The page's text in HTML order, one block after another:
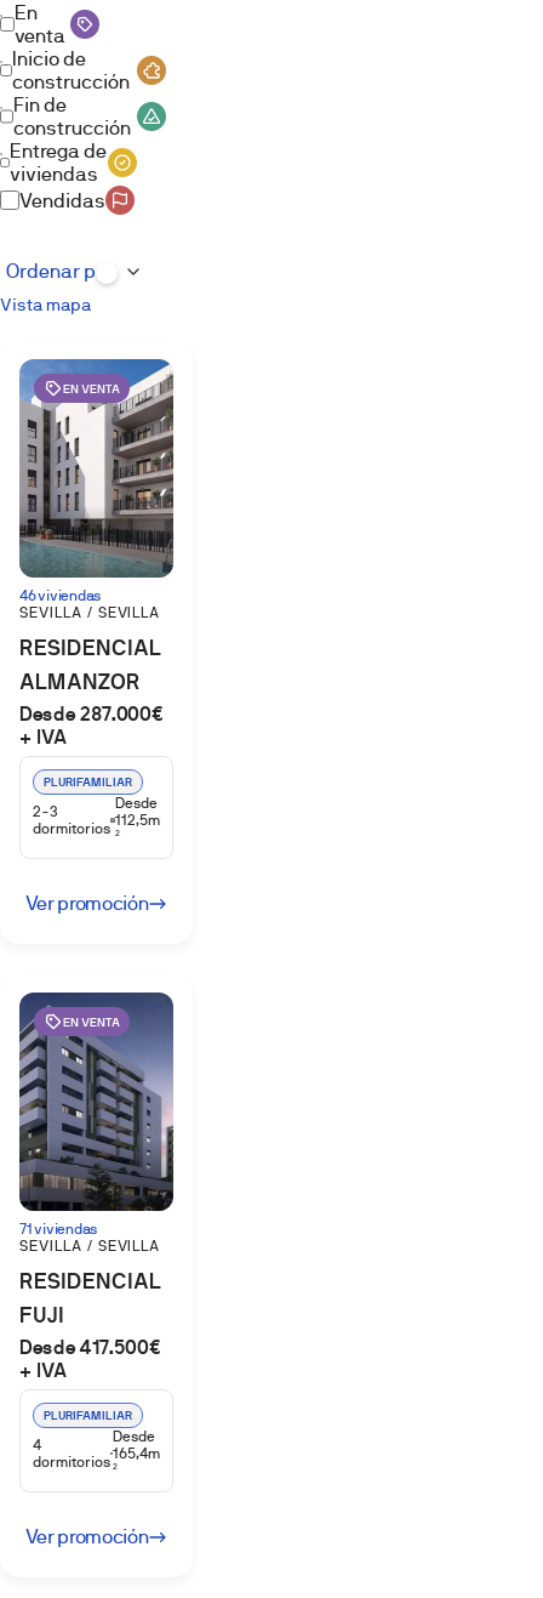
En
venta
Inicio de
construcción
Fin de
construcción
Entrega de
viviendas
Vendidas
Vista mapa
EN VENTA
46 viviendas
SEVILLA / SEVILLA
RESIDENCIAL
ALMANZOR
PALMAS
ALTAS
Desde 287.000€
+ IVA
PLURIFAMILIAR
2-3
dormitorios
Desde
112,5m
2
Ver promoción
EN VENTA
71 viviendas
SEVILLA / SEVILLA
RESIDENCIAL
FUJI
Desde 417.500€
+ IVA
PLURIFAMILIAR
4
dormitorios
Desde
165,4m
2
Ver promoción